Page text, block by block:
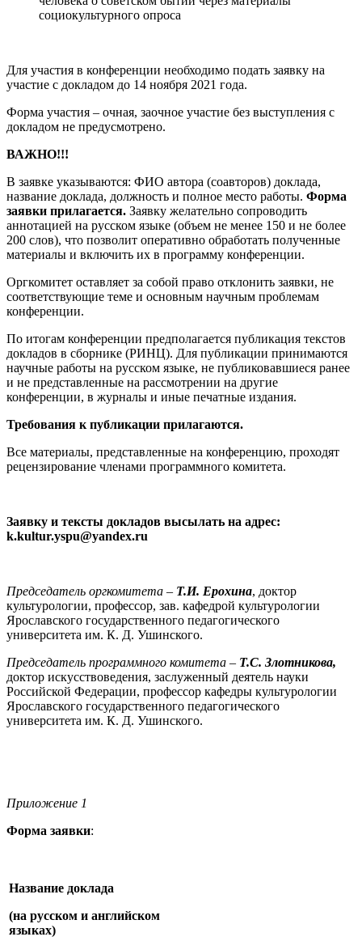
социокультурного опроса
Для участия в конференции необходимо подать заявку на
участие с докладом до 14 ноября 2021 года.
Форма участия – очная, заочное участие без выступления с
докладом не предусмотрено.
ВАЖНО!!!
В заявке указываются: ФИО автора (соавторов) доклада,
название доклада, должность и полное место работы. Форма
заявки прилагается. Заявку желательно сопроводить
аннотацией на русском языке (объем не менее 150 и не более
200 слов), что позволит оперативно обработать полученные
материалы и включить их в программу конференции.
Оргкомитет оставляет за собой право отклонить заявки, не
соответствующие теме и основным научным проблемам
конференции.
По итогам конференции предполагается публикация текстов
докладов в сборнике (РИНЦ). Для публикации принимаются
научные работы на русском языке, не публиковавшиеся ранее
и не представленные на рассмотрении на другие
конференции, в журналы и иные печатные издания.
Требования к публикации прилагаются.
Все материалы, представленные на конференцию, проходят
рецензирование членами программного комитета.
Заявку и тексты докладов высылать на адрес:
k.kultur.yspu@yandex.ru
Председатель оргкомитета – Т.И. Ерохина, доктор
культурологии, профессор, зав. кафедрой культурологии
Ярославского государственного педагогического
университета им. К. Д. Ушинского.
Председатель программного комитета – Т.С. Злотникова,
доктор искусствоведения, заслуженный деятель науки
Российской Федерации, профессор кафедры культурологии
Ярославского государственного педагогического
университета им. К. Д. Ушинского.
Приложение 1
Форма заявки:
Название доклада
(на русском и английском
языках)